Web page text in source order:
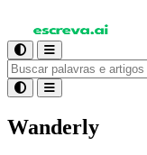
Wanderly